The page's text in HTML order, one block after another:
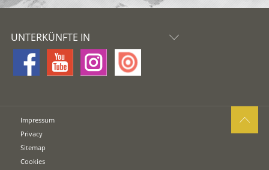
UNTERKÜNFTE IN
Impressum
Privacy
Sitemap
Cookies